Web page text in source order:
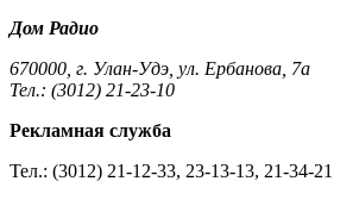
Дом Радио
670000, г. Улан-Удэ, ул. Ербанова, 7а
Тел.: (3012) 21-23-10
Рекламная служба
Тел.: (3012) 21-12-33, 23-13-13, 21-34-21